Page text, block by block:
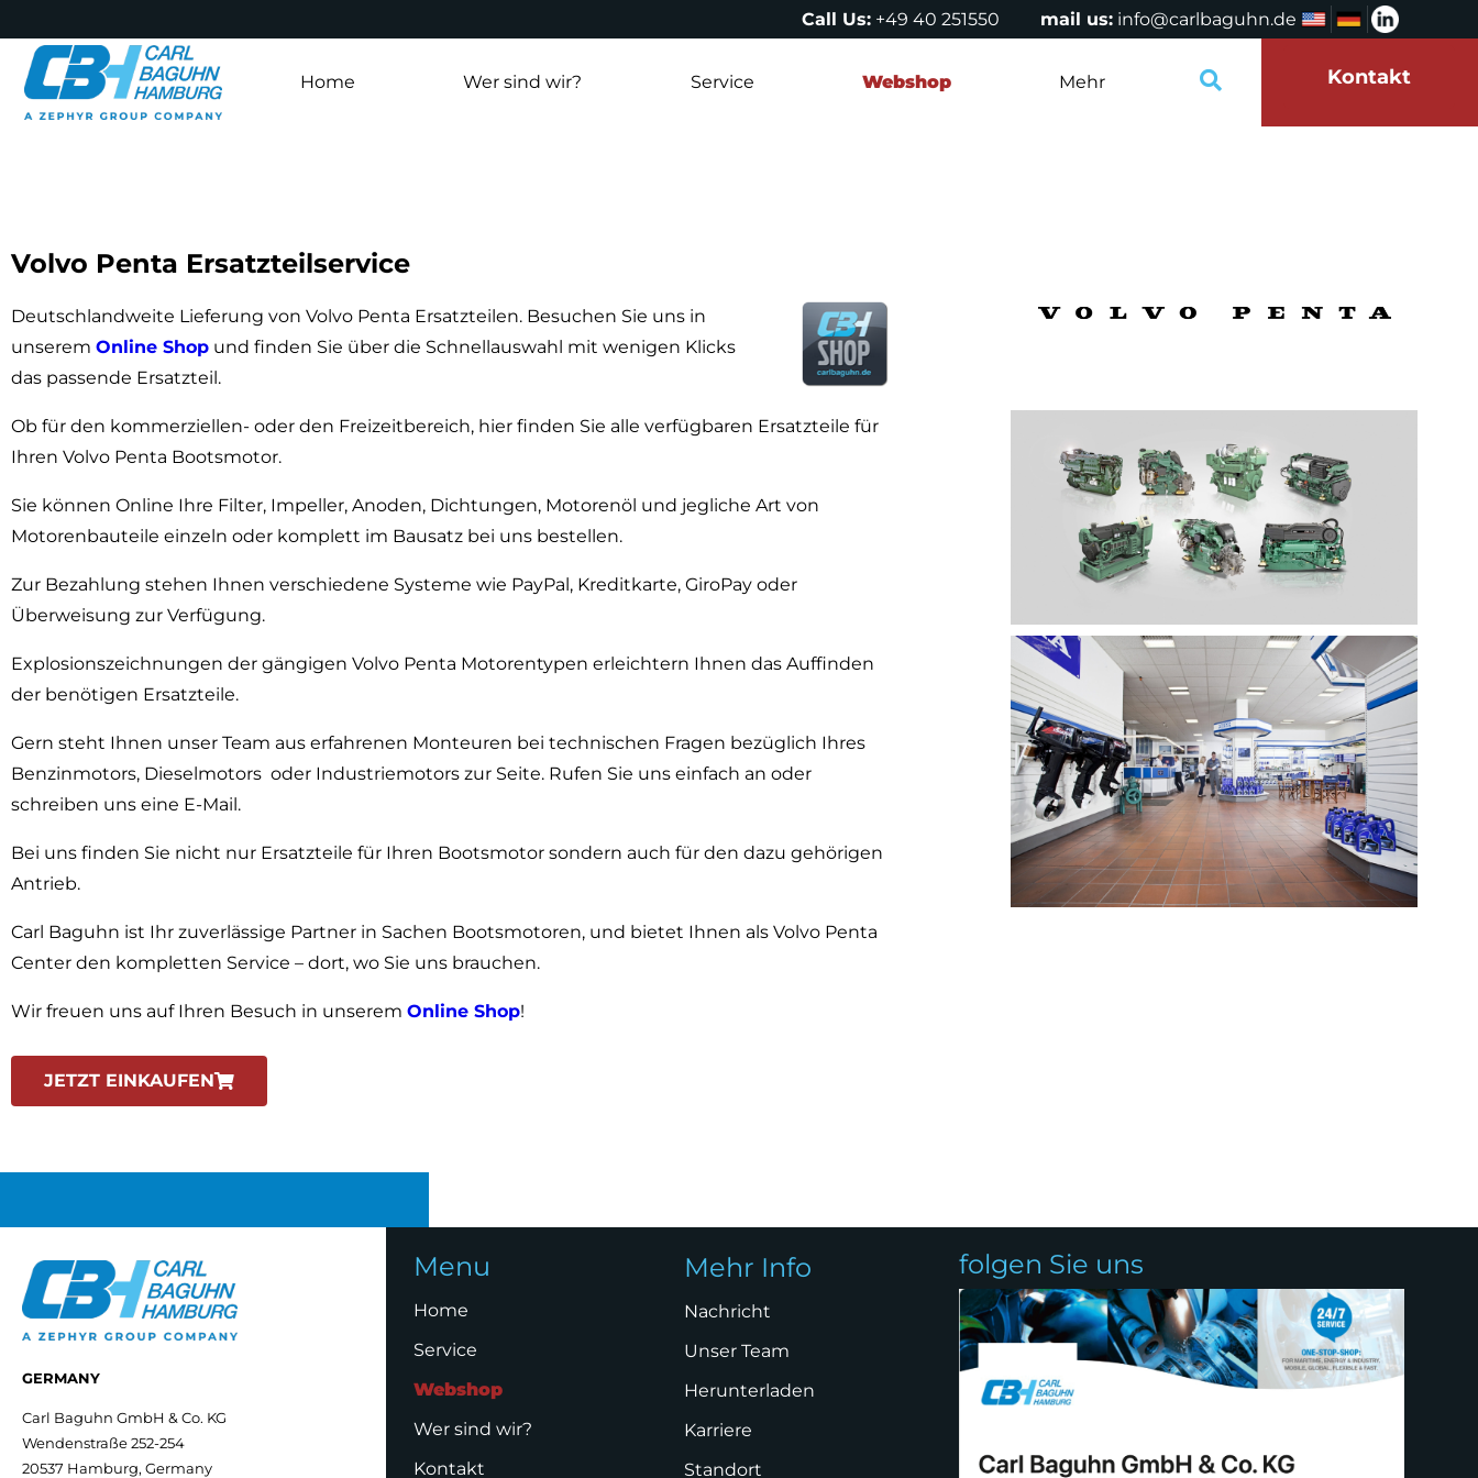
Call Us: +49 40 251550 mail us: info@carlbaguhn.de
Home Wer sind wir? Service Webshop Mehr Kontakt
Volvo Penta Ersatzteilservice
Deutschlandweite Lieferung von Volvo Penta Ersatzteilen. Besuchen Sie uns in
unserem Online Shop und finden Sie über die Schnellauswahl mit wenigen Klicks
das passende Ersatzteil.
Ob für den kommerziellen- oder den Freizeitbereich, hier finden Sie alle verfügbaren Ersatzteile für
Ihren Volvo Penta Bootsmotor.
Sie können Online Ihre Filter, Impeller, Anoden, Dichtungen, Motorenöl und jegliche Art von
Motorenbauteile einzeln oder komplett im Bausatz bei uns bestellen.
Zur Bezahlung stehen Ihnen verschiedene Systeme wie PayPal, Kreditkarte, GiroPay oder
Überweisung zur Verfügung.
Explosionszeichnungen der gängigen Volvo Penta Motorentypen erleichtern Ihnen das Auffinden
der benötigen Ersatzteile.
Gern steht Ihnen unser Team aus erfahrenen Monteuren bei technischen Fragen bezüglich Ihres
Benzinmotors, Dieselmotors oder Industriemotors zur Seite. Rufen Sie uns einfach an oder
schreiben uns eine E-Mail.
Bei uns finden Sie nicht nur Ersatzteile für Ihren Bootsmotor sondern auch für den dazu gehörigen
Antrieb.
Carl Baguhn ist Ihr zuverlässige Partner in Sachen Bootsmotoren, und bietet Ihnen als Volvo Penta
Center den kompletten Service – dort, wo Sie uns brauchen.
Wir freuen uns auf Ihren Besuch in unserem Online Shop!
JETZT EINKAUFEN
GERMANY
Carl Baguhn GmbH & Co. KG
Wendenstraße 252-254
20537 Hamburg, Germany
Menu
Home
Service
Webshop
Wer sind wir?
Kontakt
Mehr Info
Nachricht
Unser Team
Herunterladen
Karriere
Standort
folgen Sie uns